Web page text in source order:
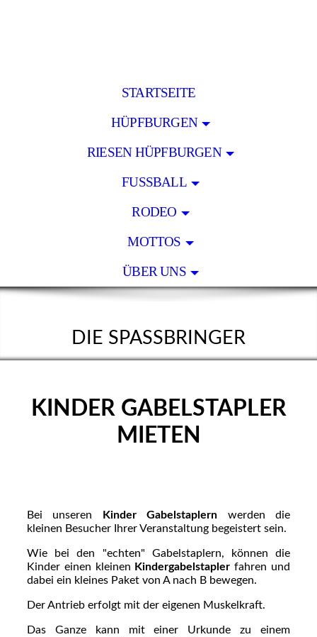
STARTSEITE
HÜPFBURGEN
RIESEN HÜPFBURGEN
FUSSBALL
RODEO
MOTTOS
ÜBER UNS
DIE SPASSBRINGER
KINDER GABELSTAPLER
MIETEN
Bei unseren Kinder Gabelstaplern werden die
kleinen Besucher Ihrer Veranstaltung begeistert sein.
Wie bei den "echten" Gabelstaplern, können die
Kinder einen kleinen Kindergabelstaplerfahren und
dabei ein kleines Paket von A nach B bewegen.
Der Antrieb erfolgt mit der eigenen Muskelkraft.
Das Ganze kann mit einer Urkunde zu einem